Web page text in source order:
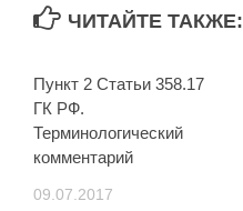
ЧИТАЙТЕ ТАКЖЕ:
Пункт 2 Статьи 358.17
ГК РФ.
Терминологический
комментарий
09.07.2017